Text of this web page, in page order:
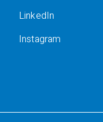
LinkedIn
Instagram